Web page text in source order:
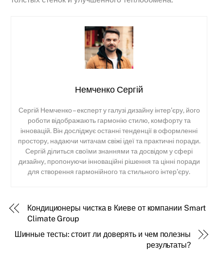
Немченко Сергій
Сергій Немченко – експерт у галузі дизайну інтер’єру, його
роботи відображають гармонію стилю, комфорту та
інновацій. Він досліджує останні тенденції в оформленні
простору, надаючи читачам свіжі ідеї та практичні поради.
Сергій ділиться своїми знаннями та досвідом у сфері
дизайну, пропонуючи інноваційні рішення та цінні поради
для створення гармонійного та стильного інтер’єру.
Кондиционеры чистка в Киеве от компании Smart
Climate Group
Шинные тесты: стоит ли доверять и чем полезны
результаты?